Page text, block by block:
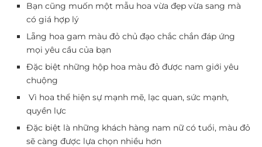
Bạn cũng muốn một mẫu hoa vừa đẹp vừa sang mà
có giá hợp lý
Lẵng hoa gam màu đỏ chủ đạo chắc chắn đáp ứng
mọi yêu cầu của bạn
Đặc biệt những hộp hoa màu đỏ được nam giới yêu
chuộng
Vì hoa thể hiện sự mạnh mẽ, lạc quan, sức mạnh,
quyền lực
Đặc biệt là những khách hàng nam nữ có tuổi, màu đỏ
sẽ càng được lựa chọn nhiều hơn